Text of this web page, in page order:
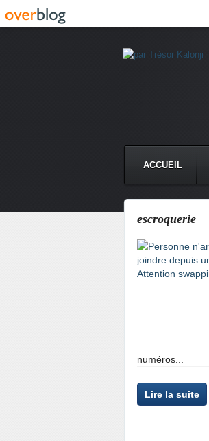
ACCUEIL
escroquerie
numéros...
Lire la suite